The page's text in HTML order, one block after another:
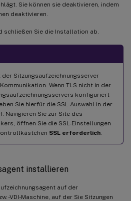
Sie können sie deaktivieren, indem
deaktivieren.
schließen Sie die Installation ab.
Sitzungsaufzeichnungsserver
Wenn TLS nicht in der
konfiguriert
Sie hierfür die SSL-Auswahl in der
Navigieren Sie zur Site des
öffnen Sie die SSL-Einstellungen
SSL erforderlich
installieren
auf der
-VDI-Maschine, auf der Sie Sitzungen